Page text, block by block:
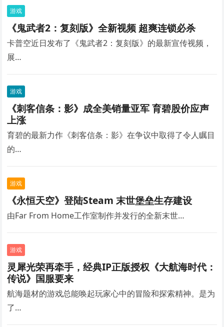
游戏
《鬼武者2：复刻版》全新视频 超爽连锁必杀
卡普空近日发布了《鬼武者2：复刻版》的最新宣传视频，
展…
游戏
《刺客信条：影》成全美销量亚军 育碧股价应声
上涨
育碧的最新力作《刺客信条：影》在争议中取得了令人瞩目
的…
游戏
《永恒天空》登陆Steam 末世堡垒生存建设
由Far From Home工作室制作并发行的全新末世…
游戏
灵犀光荣再牵手，经典IP正版授权《大航海时代：
传说》国服要来
航海题材的游戏总能唤起玩家心中的冒险和探索精神。是为
了…